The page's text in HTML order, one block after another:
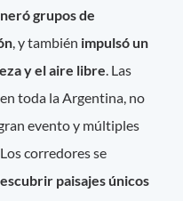
grupos de
, y también impulsó un
y el aire libre . Las
toda la Argentina, no
evento y múltiples
corredores se
paisajes únicos